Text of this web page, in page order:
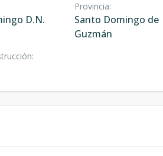
D.N.
Provincia:
Santo Domingo de
Guzmán
: